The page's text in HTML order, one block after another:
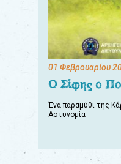
01 Φεβρουαρίου
Ο Σίφης ο
Ένα παραμύθι της
Αστυνομία